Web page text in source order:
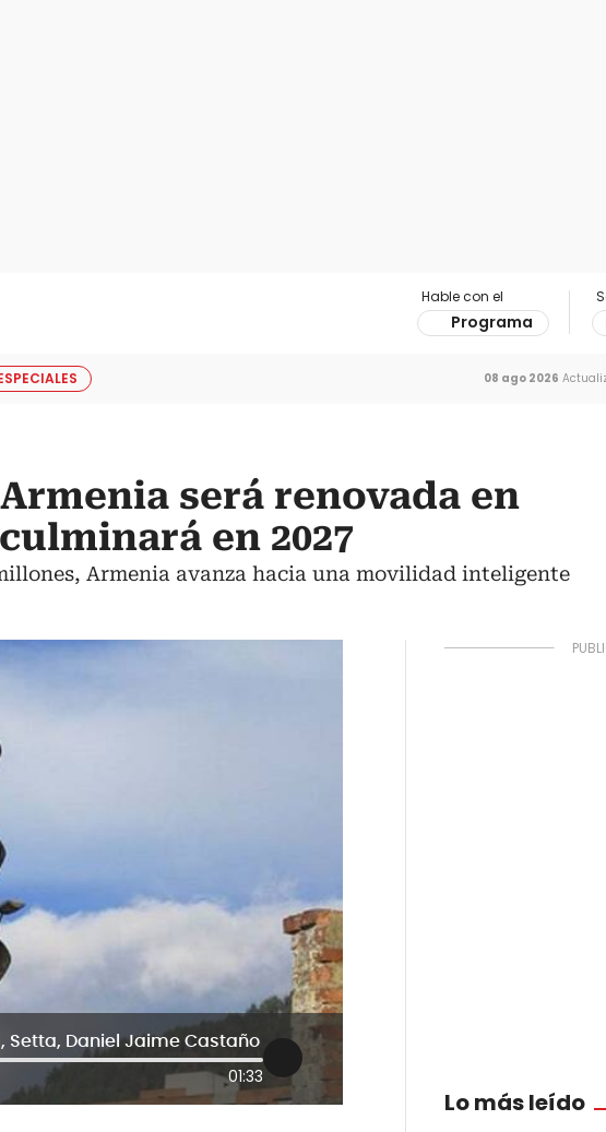
Hable con el
Programa
08 ago 2026
será renovada en
en 2027
Armenia avanza hacia una movilidad inteligente
Setta, Daniel Jaime Castaño
01:33
Lo más leído